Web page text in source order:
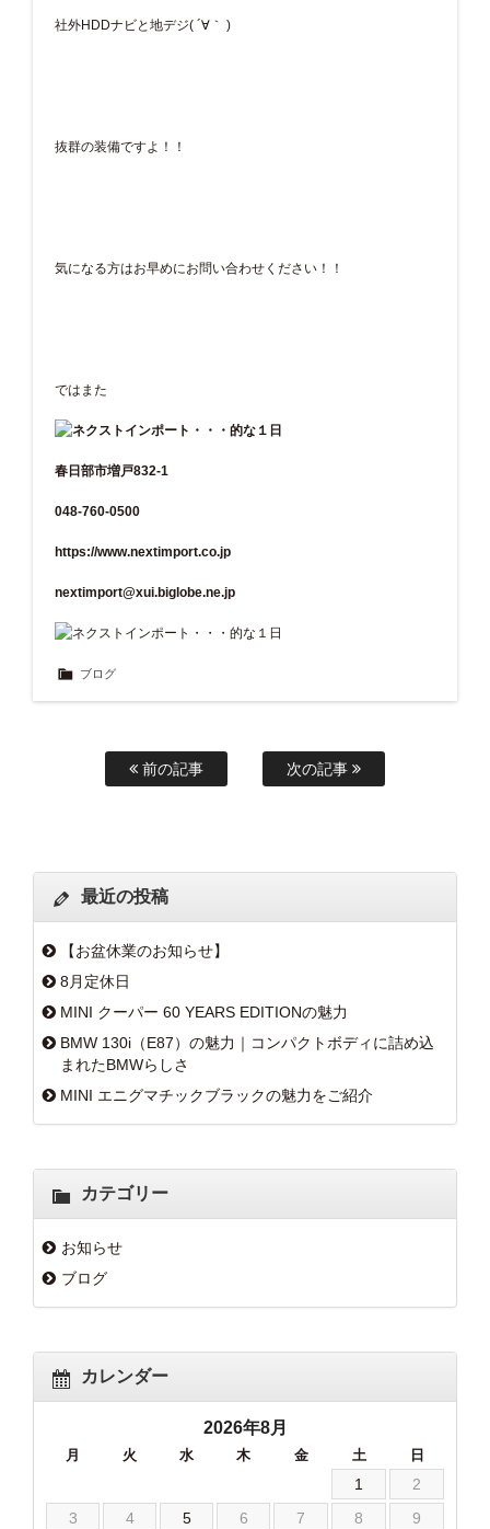
社外HDDナビと地デジ( ´∀｀ )
抜群の装備ですよ！！
気になる方はお早めにお問い合わせください！！
ではまた
春日部市増戸832-1
048-760-0500
https://www.nextimport.co.jp
nextimport@xui.biglobe.ne.jp
ブログ
前の記事 次の記事
最近の投稿
【お盆休業のお知らせ】
8月定休日
MINI クーパー 60 YEARS EDITIONの魅力
BMW 130i（E87）の魅力｜コンパクトボディに詰め込
まれたBMWらしさ
MINI エニグマチックブラックの魅力をご紹介
カテゴリー
お知らせ
ブログ
カレンダー
2026年8月
月 火 水 木 金 土 日
1
2
3
4 5 6 7 8
9